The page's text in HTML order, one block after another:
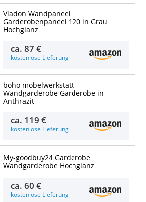
Vladon Wandpaneel
Garderobenpaneel 120 in Grau
Hochglanz
ca.87 €
kostenlose Lieferung
boho möbelwerkstatt
Wandgarderobe Garderobe in
Anthrazit
ca. 119 €
kostenlose Lieferung
My-goodbuy24 Garderobe
Wandgarderobe Hochglanz
ca.60 €
kostenlose Lieferung